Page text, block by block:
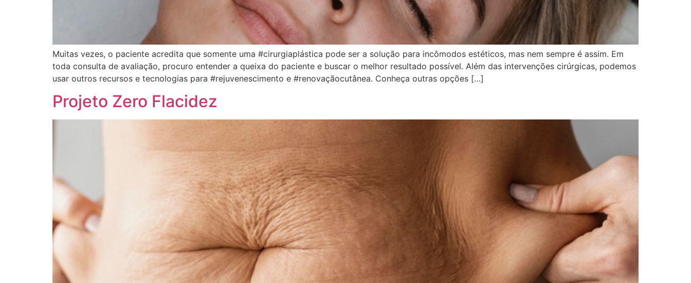
Muitas vezes, o paciente acredita que somente uma #cirurgiaplástica pode ser a solução para incômodos estéticos, mas nem sempre é assim. Em
toda consulta de avaliação, procuro entender a queixa do paciente e buscar o melhor resultado possível. Além das intervenções cirúrgicas, podemos
usar outros recursos e tecnologias para #rejuvenescimento e #renovaçãocutânea. Conheça outras opções […]
Projeto Zero Flacidez